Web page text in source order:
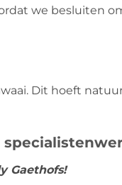
we besluiten
Dit hoeft
Gaethofs!